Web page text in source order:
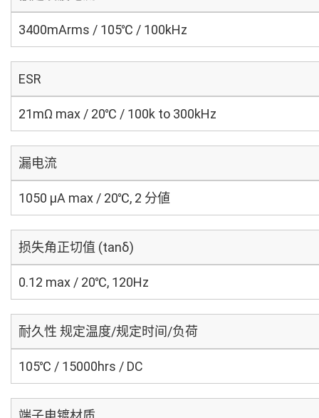
3400mArms / 105℃ / 100kHz
ESR
21mΩ max / 20℃ / 100k to 300kHz
漏电流
1050 μA max / 20℃, 2 分値
损失角正切值 (tanδ)
0.12 max / 20℃, 120Hz
耐久性 规定温度/规定时间/负荷
105℃ / 15000hrs / DC